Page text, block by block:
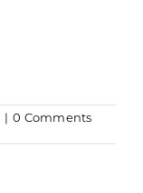
| 0 Comments